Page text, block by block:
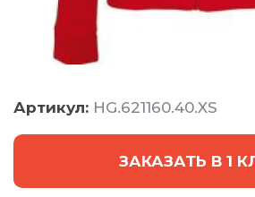
Артикул: HG.621160.40.XS
ЗАКАЗАТЬ В 1